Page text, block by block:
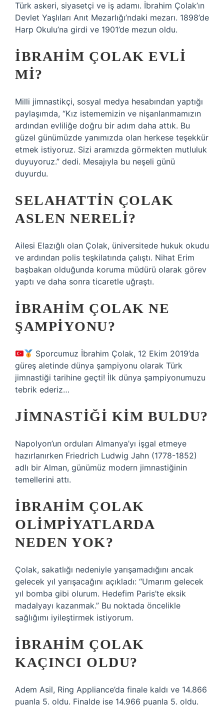
Türk askeri, siyasetçi ve iş adamı. İbrahim Çolak’ın
Devlet Yaşlıları Anıt Mezarlığı’ndaki mezarı. 1898’de
Harp Okulu’na girdi ve 1901’de mezun oldu.
İBRAHIM ÇOLAK EVLI
MI?
Milli jimnastikçi, sosyal medya hesabından yaptığı
paylaşımda, “Kız istememizin ve nişanlanmamızın
ardından evliliğe doğru bir adım daha attık. Bu
güzel günümüzde yanımızda olan herkese teşekkür
etmek istiyoruz. Sizi aramızda görmekten mutluluk
duyuyoruz.” dedi. Mesajıyla bu neşeli günü
duyurdu.
SELAHATTIN ÇOLAK
ASLEN NERELI?
Ailesi Elazığlı olan Çolak, üniversitede hukuk okudu
ve ardından polis teşkilatında çalıştı. Nihat Erim
başbakan olduğunda koruma müdürü olarak görev
yaptı ve daha sonra ticaretle uğraştı.
İBRAHIM ÇOLAK NE
ŞAMPIYONU?
Sporcumuz İbrahim Çolak, 12 Ekim 2019’da
güreş aletinde dünya şampiyonu olarak Türk
jimnastiği tarihine geçti! İlk dünya şampiyonumuzu
tebrik ederiz…
JIMNASTIĞI KIM BULDU?
Napolyon’un orduları Almanya’yı işgal etmeye
hazırlanırken Friedrich Ludwig Jahn (1778-1852)
adlı bir Alman, günümüz modern jimnastiğinin
temellerini attı.
İBRAHIM ÇOLAK
OLIMPIYATLARDA
NEDEN YOK?
Çolak, sakatlığı nedeniyle yarışamadığını ancak
gelecek yıl yarışacağını açıkladı: “Umarım gelecek
yıl bomba gibi olurum. Hedefim Paris’te eksik
madalyayı kazanmak.” Bu noktada öncelikle
sağlığımı iyileştirmek istiyorum.
İBRAHIM ÇOLAK
KAÇINCI OLDU?
Adem Asil, Ring Appliance’da finale kaldı ve 14.866
puanla 5. oldu. Finalde ise 14.966 puanla 5. oldu.